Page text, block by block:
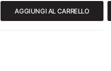
AGGIUNGI AL CARRELLO